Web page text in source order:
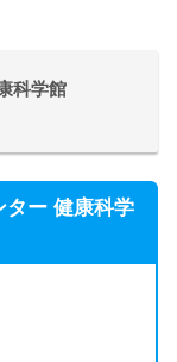
科学館
ター 健康科学